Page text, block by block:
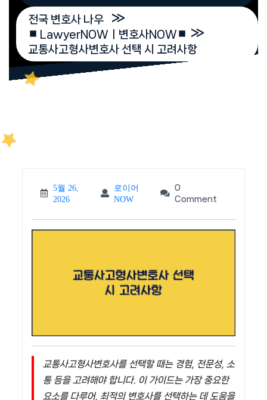
전국 변호사 나우 »
⏹︎ LawyerNOWㅣ변호사NOW⏹︎ »
교통사고형사변호사 선택 시 고려사항
5월 26,
2026
5월
26,
로이어
NOW
로이
어
0
Comment
교통사고형사변호사를 선택할 때는 경험, 전문성, 소
통 등을 고려해야 합니다. 이 가이드는 가장 중요한
요소를 다루어, 최적의 변호사를 선택하는 데 도움을